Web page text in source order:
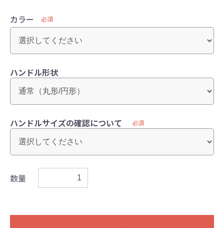
カラー 必須
ハンドル形状
ハンドルサイズの確認について 必須
数量